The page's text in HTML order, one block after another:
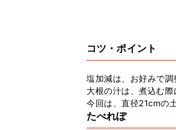
コツ・ポイント
塩加減は、お好みで調
大根の汁は、煮込む
今回は、直径21cmの
たべれぽ